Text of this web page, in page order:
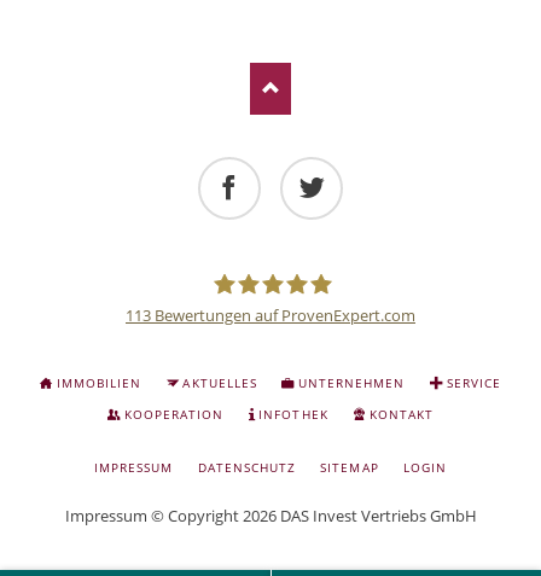
Anlage
und
113 Bewertungen auf ProvenExpert.com
NAVIGATION
ÜBERSPRINGEN
IMMOBILIEN AKTUELLES UNTERNEHMEN
SERVICE
KOOPERATION
INFOTHEK KONTAKT
IMPRESSUM DATENSCHUTZ SITEMAP LOGIN
Impressum © Copyright 2026 DAS Invest Vertriebs GmbH